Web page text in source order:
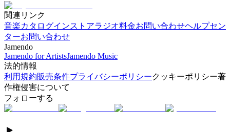
関連リンク
音楽カタログインストアラジオ料金お問い合わせヘルプセン
ターお問い合わせ
Jamendo
Jamendo for ArtistsJamendo Music
法的情報
利用規約販売条件プライバシーポリシークッキーポリシー著
作権侵害について
フォローする